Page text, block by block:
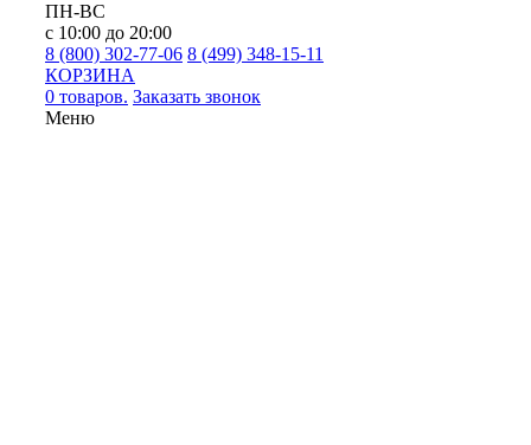
ПН-ВС
с 10:00 до 20:00
8 (800) 302-77-06 8 (499) 348-15-11
КОРЗИНА
0 товаров. Заказать звонок
Меню